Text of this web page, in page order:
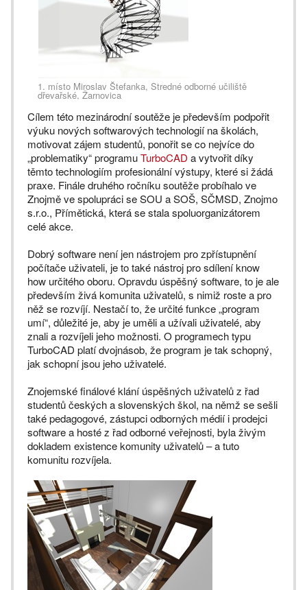
1. místo Miroslav Štefanka, Stredné odborné učiliště
dřevařské, Žarnovica
Cílem této mezinárodní soutěže je především podpořit
výuku nových softwarových technologií na školách,
motivovat zájem studentů, ponořit se co nejvíce do
„problematiky“ programuTurboCAD a vytvořit díky
těmto technologiím profesionální výstupy, které si žádá
praxe. Finále druhého ročníku soutěže probíhalo ve
Znojmě ve spolupráci se SOU a SOŠ, SČMSD, Znojmo
s.r.o., Přímětická, která se stala spoluorganizátorem
celé akce.
Dobrý software není jen nástrojem pro zpřístupnění
počítače uživateli, je to také nástroj pro sdílení know
how určitého oboru. Opravdu úspěšný software, to je ale
především živá komunita uživatelů, s nimiž roste a pro
něž se rozvíjí. Nestačí to, že určité funkce „program
umí“, důležité je, aby je uměli a užívali uživatelé, aby
znali a rozvíjeli jeho možnosti. O programech typu
TurboCAD platí dvojnásob, že program je tak schopný,
jak schopní jsou jeho uživatelé.
Znojemské finálové klání úspěšných uživatelů z řad
studentů českých a slovenských škol, na němž se sešli
také pedagogové, zástupci odborných médií i prodejci
software a hosté z řad odborné veřejnosti, byla živým
dokladem existence komunity uživatelů – a tuto
komunitu rozvíjela.